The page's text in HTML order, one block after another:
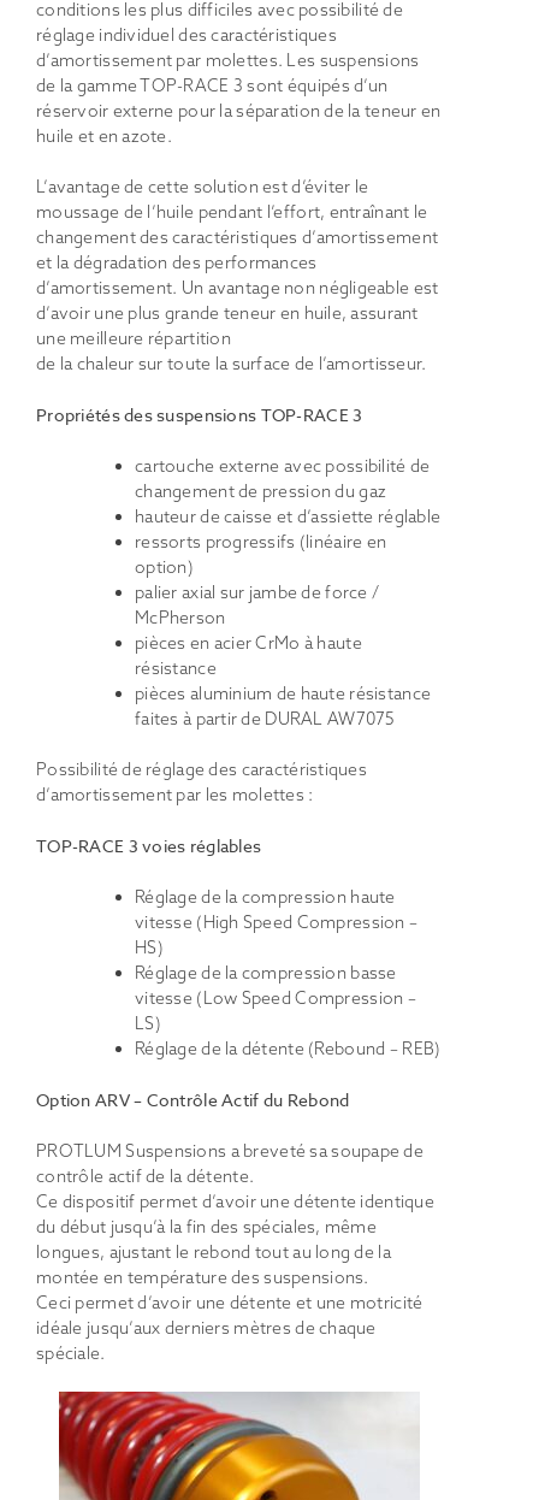
conditions les plus difficiles avec possibilité de
réglage individuel des caractéristiques
d’amortissement par molettes. Les suspensions
de la gamme TOP-RACE 3 sont équipés d’un
réservoir externe pour la séparation de la teneur en
huile et en azote.
L’avantage de cette solution est d’éviter le
moussage de l’huile pendant l’effort, entraînant le
changement des caractéristiques d’amortissement
et la dégradation des performances
d’amortissement. Un avantage non négligeable est
d’avoir une plus grande teneur en huile, assurant
une meilleure répartition
de la chaleur sur toute la surface de l’amortisseur.
Propriétés des suspensions TOP-RACE 3
cartouche externe avec possibilité de
changement de pression du gaz
hauteur de caisse et d’assiette réglable
ressorts progressifs (linéaire en
option)
palier axial sur jambe de force /
McPherson
pièces en acier CrMo à haute
résistance
pièces aluminium de haute résistance
faites à partir de DURAL AW7075
Possibilité de réglage des caractéristiques
d’amortissement par les molettes :
TOP-RACE 3 voies réglables
Réglage de la compression haute
vitesse (High Speed Compression –
HS)
Réglage de la compression basse
vitesse (Low Speed Compression –
LS)
Réglage de la détente (Rebound – REB)
Option ARV – Contrôle Actif du Rebond
PROTLUM Suspensions a breveté sa soupape de
contrôle actif de la détente.
Ce dispositif permet d’avoir une détente identique
du début jusqu’à la fin des spéciales, même
longues, ajustant le rebond tout au long de la
montée en température des suspensions.
Ceci permet d’avoir une détente et une motricité
idéale jusqu’aux derniers mètres de chaque
spéciale.